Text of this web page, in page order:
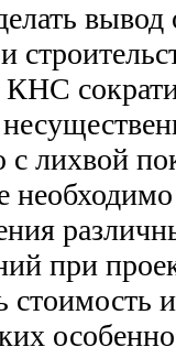
с лихвой
при
стоимость